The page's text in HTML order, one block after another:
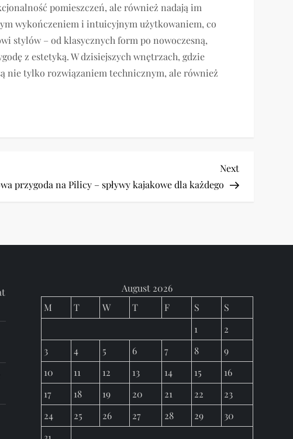
pomieszczeń, ale również nadają im
wykończeniem i intuicyjnym użytkowaniem, co
stylów – od klasycznych form po nowoczesną,
z estetyką. W dzisiejszych wnętrzach, gdzie
nie tylko rozwiązaniem technicznym, ale również
Next
Post
Next
przygoda na Pilicy – spływy kajakowe dla każdego
August 2026
M
T W T F S
S
1
2
3
4 5 6 7 8
9
10
11 12 13 14 15
16
17
18 19 20 21 22
23
24
25 26 27 28 29
30